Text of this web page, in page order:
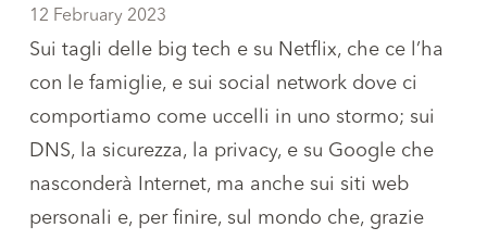
12 February 2023
Sui tagli delle big tech e su Netflix, che ce l’ha
con le famiglie, e sui social network dove ci
comportiamo come uccelli in uno stormo; sui
DNS, la sicurezza, la privacy, e su Google che
nasconderà Internet, ma anche sui siti web
personali e, per finire, sul mondo che, grazie